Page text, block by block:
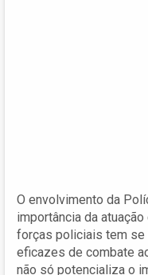
O envolvimento da
importância da
forças policiais tem se
eficazes de combate
não só potencializa o